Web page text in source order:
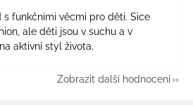
funkčními věcmi pro děti. Sice
ale děti jsou v suchu a v
aktivní styl života.
Zobrazit další hodnocení